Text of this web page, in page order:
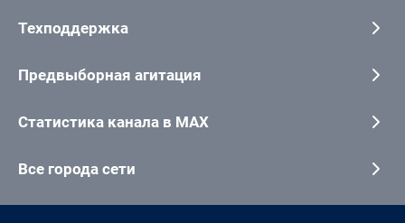
Техподдержка
Предвыборная агитация
Статистика канала в MAX
Все города сети